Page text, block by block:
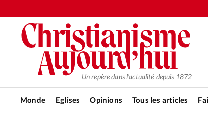
Un repère dans l'actualité depuis 1872
Monde Eglises Opinions Tous les articles